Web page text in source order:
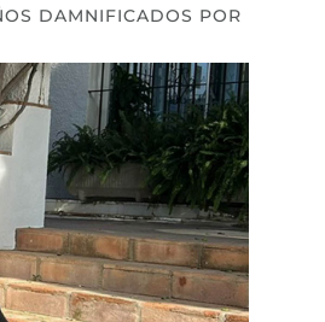
DAMNIFICADOS POR